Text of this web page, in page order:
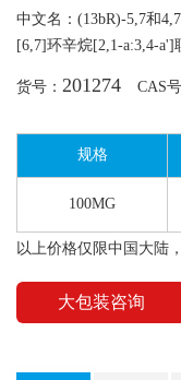
中文名：(13bR)​-5,7和
[6,7]环辛烷[2,1-a:3,4-a']
货号： 201274 CAS号
规格
100MG
以上价格仅限中国大陆
大包装咨询